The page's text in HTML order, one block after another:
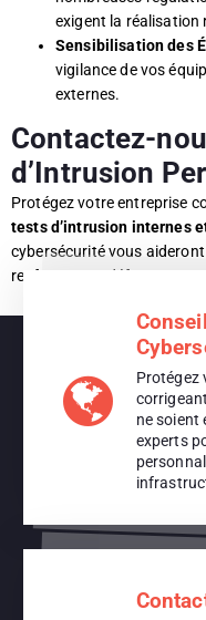
exigent la réalisation
Sensibilisation des
vigilance de vos
externes.
Contactez-
d’Intrusion
Protégez votre entreprise
tests d’intrusion internes
cybersécurité vous
renforcer vos défenses
Protégez
ne soient
experts